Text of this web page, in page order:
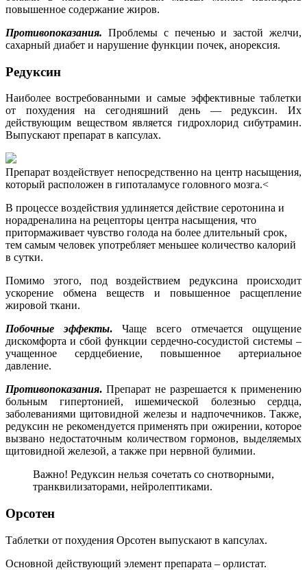
повышенное содержание жиров.
Противопоказания. Проблемы с печенью и застой желчи,
сахарный диабет и нарушение функции почек, анорексия.
Редуксин
Наиболее востребованными и самые эффективные таблетки
от похудения на сегодняшний день — редуксин. Их
действующим веществом является гидрохлорид сибутрамин.
Выпускают препарат в капсулах.
Препарат воздействует непосредственно на центр насыщения,
который расположен в гипоталамусе головного мозга.<
В процессе воздействия удлиняется действие серотонина и
норадреналина на рецепторы центра насыщения, что
притормаживает чувство голода на более длительный срок,
тем самым человек употребляет меньшее количество калорий
в сутки.
Помимо этого, под воздействием редуксина происходит
ускорение обмена веществ и повышенное расщепление
жировой ткани.
Побочные эффекты. Чаще всего отмечается ощущение
дискомфорта и сбой функции сердечно-сосудистой системы –
учащенное сердцебиение, повышенное артериальное
давление.
Противопоказания. Препарат не разрешается к применению
больным гипертонией, ишемической болезнью сердца,
заболеваниями щитовидной железы и надпочечников. Также,
редуксин не рекомендуется применять при ожирении, которое
вызвано недостаточным количеством гормонов, выделяемых
щитовидной железой, а также при нервной булимии.
Важно! Редуксин нельзя сочетать со снотворными,
транквилизаторами, нейролептиками.
Орсотен
Таблетки от похудения Орсотен выпускают в капсулах.
Основной действующий элемент препарата – орлистат.